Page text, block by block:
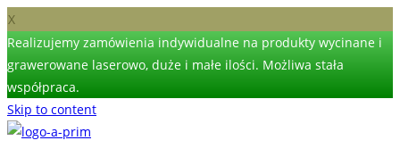
X
Realizujemy zamówienia indywidualne na produkty wycinane i
grawerowane laserowo, duże i małe ilości. Możliwa stała
współpraca.
Skip to content